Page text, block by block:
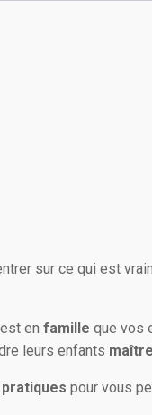
sur ce qui est
en famille que vos
leurs enfants
pour vous